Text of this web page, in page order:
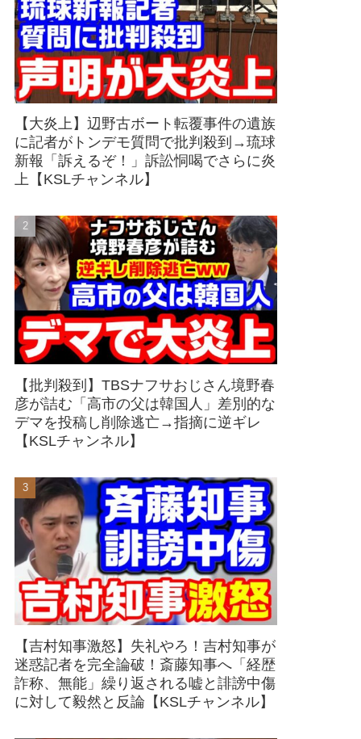
【大炎上】辺野古ボート転覆事件の遺族
に記者がトンデモ質問で批判殺到→琉球
新報「訴えるぞ！」訴訟恫喝でさらに炎
上【KSLチャンネル】
【批判殺到】TBSナフサおじさん境野春
彦が詰む「高市の父は韓国人」差別的な
デマを投稿し削除逃亡→指摘に逆ギレ
【KSLチャンネル】
【吉村知事激怒】失礼やろ！吉村知事が
迷惑記者を完全論破！斎藤知事へ「経歴
詐称、無能」繰り返される嘘と誹謗中傷
に対して毅然と反論【KSLチャンネル】